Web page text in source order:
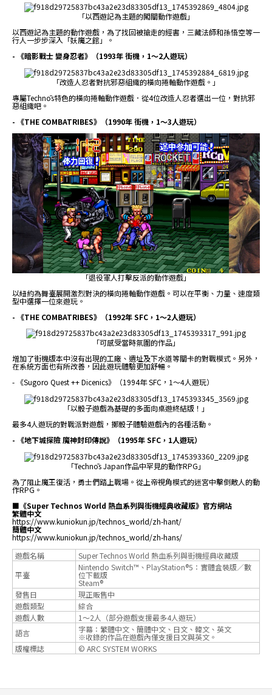
「以西遊記為主題的闖關動作遊戲」
以西遊記為主題的動作遊戲，為了找回被搶走的經書，三藏法師和孫悟空等一
行人一步步深入「妖魔之館」。
- 《暗影戰士 變身忍者》（1993年 街機，1～2人遊玩）
「改造人忍者對抗邪惡組織的橫向捲軸動作遊戲。」
專屬Technōs特色的橫向捲軸動作遊戲．從4位改造人忍者選出一位，對抗邪
惡組織吧。
- 《THE COMBATRIBES》（1990年 街機，1～3人遊玩）
「退役軍人打擊反派的動作遊戲」
以紐約為舞臺展開激烈對決的橫向捲軸動作遊戲。可以在平衡、力量、速度類
型中選擇一位來遊玩。
- 《THE COMBATRIBES》（1992年 SFC，1～2人遊玩）
「可感受當時氛圍的作品」
增加了街機版本中沒有出現的工廠、遺址及下水道等關卡的對戰模式。另外，
在系統方面也有所改善，因此遊玩體驗更加舒暢。
- 《Sugoro Quest ++ Dicenics》（1994年 SFC，1～4人遊玩）
「以骰子遊戲為基礎的多面向桌遊終結版！」
最多4人遊玩的對戰派對遊戲，擲骰子體驗遊戲內的各種活動。
- 《地下城探險 魔神封印傳說》（1995年 SFC，1人遊玩）
「Technōs Japan作品中罕見的動作RPG」
為了阻止魔王復活，勇士們踏上戰場。從上帝視角模式的迷宮中擊倒敵人的動
作RPG。
■《Super Technos World 熱血系列與街機經典收藏版》官方網站
繁體中文
https://www.kuniokun.jp/technos_world/zh-hant/
簡體中文
https://www.kuniokun.jp/technos_world/zh-hans/
遊戲名稱
Super Technos World 熱血系列與街機經典收藏版
平臺
Nintendo Switch™、PlayStation®5：實體盒裝版／數
位下載版
Steam®
發售日
現正販售中
遊戲類型
綜合
遊戲人數
1～2人（部分遊戲支援最多4人遊玩）
語言
字幕：繁體中文、簡體中文、日文、韓文、英文
※收錄的作品在遊戲內僅支援日文與英文。
版權標誌
© ARC SYSTEM WORKS